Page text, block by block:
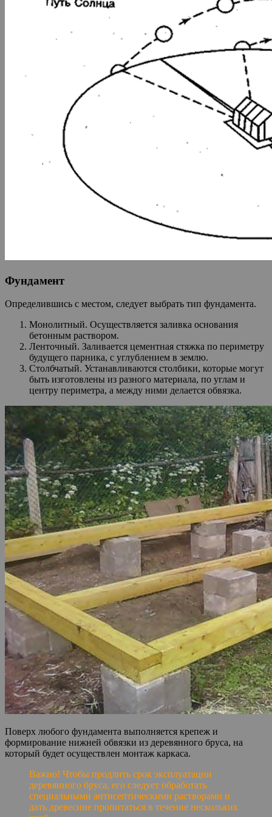
Фундамент
Определившись с местом, следует выбрать тип фундамента.
Монолитный. Осуществляется заливка основания
бетонным раствором.
Ленточный. Заливается цементная стяжка по периметру
будущего парника, с углублением в землю.
Столбчатый. Устанавливаются столбики, которые могут
быть изготовлены из разного материала, по углам и
центру периметра, а между ними делается обвязка.
Поверх любого фундамента выполняется крепеж и
формирование нижней обвязки из деревянного бруса, на
который будет осуществлен монтаж каркаса.
Важно! Чтобы продлить срок эксплуатации
деревянного бруса, его следует обработать
специальными антисептическими растворами и
дать древесине пропитаться в течение нескольких